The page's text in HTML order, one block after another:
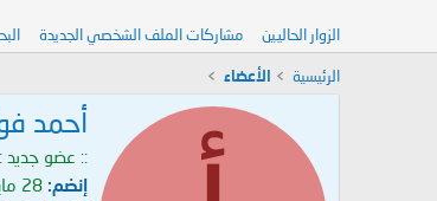
الزوار الحاليين مشاركات الملف الشخصي الجديدة
الرئيسية الأعضاء
أحمد
:: عضو جديد
إنضم 28 مايو 2009